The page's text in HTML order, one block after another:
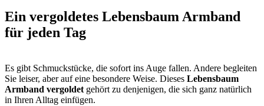
Ein vergoldetes Lebensbaum Armband
für jeden Tag
Es gibt Schmuckstücke, die sofort ins Auge fallen. Andere begleiten
Sie leiser, aber auf eine besondere Weise. Dieses Lebensbaum
Armband vergoldet gehört zu denjenigen, die sich ganz natürlich
in Ihren Alltag einfügen.